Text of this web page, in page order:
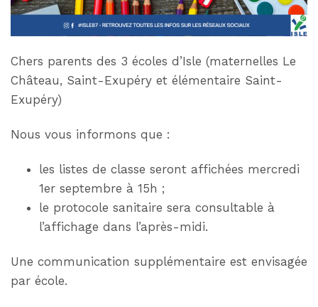
Chers parents des 3 écoles d’Isle (maternelles Le
Château, Saint-Exupéry et élémentaire Saint-
Exupéry)
Nous vous informons que :
les listes de classe seront affichées mercredi
1er septembre à 15h ;
le protocole sanitaire sera consultable à
l’affichage dans l’après-midi.
Une communication supplémentaire est envisagée
par école.